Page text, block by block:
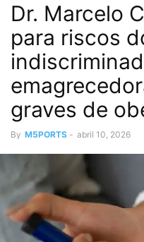
Dr. Marcelo
para riscos
graves de
By M5PORTS - abril 10, 2026